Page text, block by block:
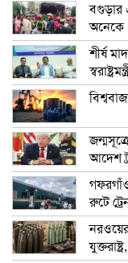
বগুড়ার
অনেকে
শীর্ষ
আদেশ
রুটে
নরওয়ের